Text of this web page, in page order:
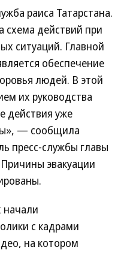
раиса Татарстана.
схема действий при
ситуаций. Главной
обеспечение
людей. В этой
их руководства
действия уже
— сообщила
пресс-службы главы
эвакуации
начали
с кадрами
на котором